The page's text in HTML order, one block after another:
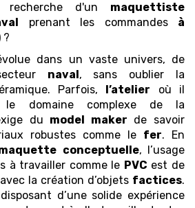
d'un maquettiste
prenant les commandes
à
?
dans un vaste univers, de
naval , sans oublier la
Parfois,
l’atelier où il
le domaine complexe de la
du model maker de savoir
robustes comme le fer. En
conceptuelle, l’usage
à travailler comme le PVC est de
la création d’objets factices.
d’une solide expérience